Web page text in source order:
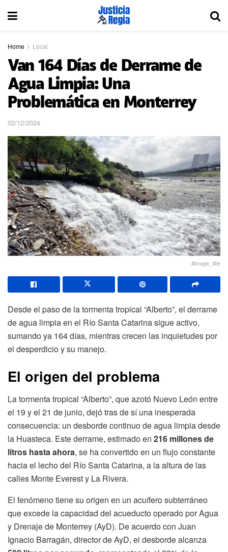
Home Local
Van 164 Días de Derrame de
Agua Limpia: Una
Problemática en Monterrey
02/12/2024
#image_title
Desde el paso de la tormenta tropical “Alberto”, el derrame
de agua limpia en el Río Santa Catarina sigue activo,
sumando ya 164 días, mientras crecen las inquietudes por
el desperdicio y su manejo.
El origen del problema
La tormenta tropical “Alberto”, que azotó Nuevo León entre
el 19 y el 21 de junio, dejó tras de sí una inesperada
consecuencia: un desborde continuo de agua limpia desde
la Huasteca. Este derrame, estimado en 216 millones de
litros hasta ahora, se ha convertido en un flujo constante
hacia el lecho del Río Santa Catarina, a la altura de las
calles Monte Everest y La Rivera.
El fenómeno tiene su origen en un acuífero subterráneo
que excede la capacidad del acueducto operado por Agua
y Drenaje de Monterrey (AyD). De acuerdo con Juan
Ignacio Barragán, director de AyD, el desborde alcanza